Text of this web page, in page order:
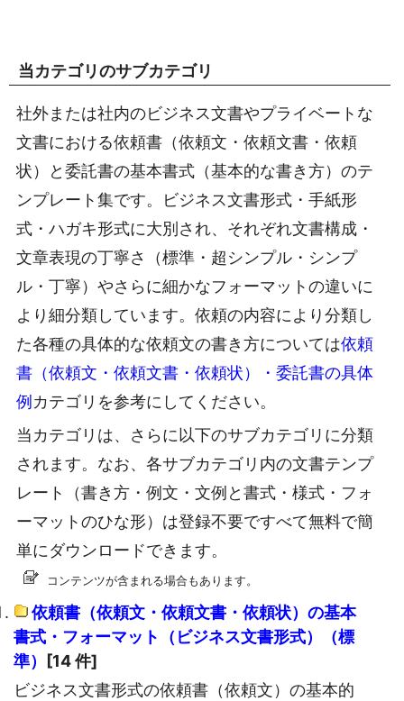
当カテゴリのサブカテゴリ
社外または社内のビジネス文書やプライベートな
文書における依頼書（依頼文・依頼文書・依頼
状）と委託書の基本書式（基本的な書き方）のテ
ンプレート集です。ビジネス文書形式・手紙形
式・ハガキ形式に大別され、それぞれ文書構成・
文章表現の丁寧さ（標準・超シンプル・シンプ
ル・丁寧）やさらに細かなフォーマットの違いに
より細分類しています。依頼の内容により分類し
た各種の具体的な依頼文の書き方については依頼
書（依頼文・依頼文書・依頼状）・委託書の具体
例 カテゴリを参考にしてください。
当カテゴリは、さらに以下のサブカテゴリに分類
されます。なお、各サブカテゴリ内の文書テンプ
レート（書き方・例文・文例と書式・様式・フォ
ーマットのひな形）は登録不要ですべて無料で簡
単にダウンロードできます。
コンテンツが含まれる場合もあります。
依頼書（依頼文・依頼文書・依頼状）の基本
書式・フォーマット（ビジネス文書形式）（標
準） [14 件]
ビジネス文書形式の依頼書（依頼文）の基本的